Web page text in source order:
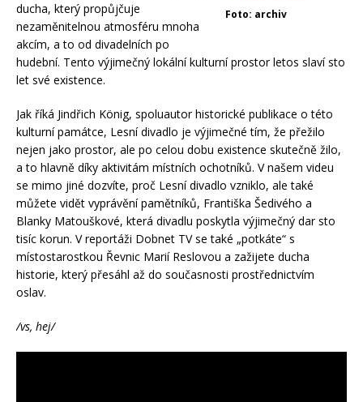
Foto: archiv
ducha, který propůjčuje
nezaměnitelnou atmosféru mnoha
akcím, a to od divadelních po
hudební. Tento výjimečný lokální kulturní prostor letos slaví sto
let své existence.
Jak říká Jindřich König, spoluautor historické publikace o této
kulturní památce, Lesní divadlo je výjimečné tím, že přežilo
nejen jako prostor, ale po celou dobu existence skutečně žilo,
a to hlavně díky aktivitám místních ochotníků. V našem videu
se mimo jiné dozvíte, proč Lesní divadlo vzniklo, ale také
můžete vidět vyprávění pamětníků, Františka Šedivého a
Blanky Matouškové, která divadlu poskytla výjimečný dar sto
tisíc korun. V reportáži Dobnet TV se také „potkáte“ s
místostarostkou Řevnic Marií Reslovou a zažijete ducha
historie, který přesáhl až do současnosti prostřednictvím
oslav.
/vs, hej/